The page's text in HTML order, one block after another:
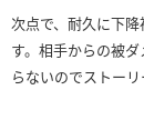
次点で、耐久に下
す。相手からの被
らないのでストーリ